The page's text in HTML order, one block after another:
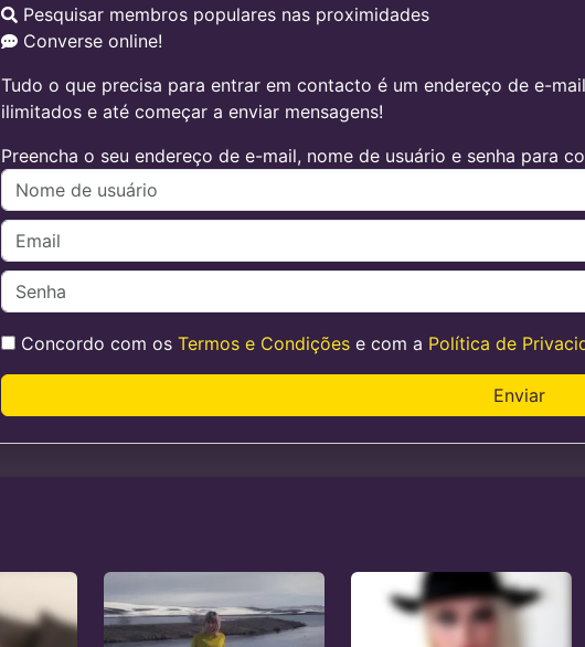
Pesquisar membros populares nas proximidades
Converse online!
Tudo o que precisa para entrar em contacto é um endereço de e-
ilimitados e até começar a enviar mensagens!
Preencha o seu endereço de e-mail, nome de usuário e senha para
Concordo com os Termos e Condiçõese com a Política de
Enviar